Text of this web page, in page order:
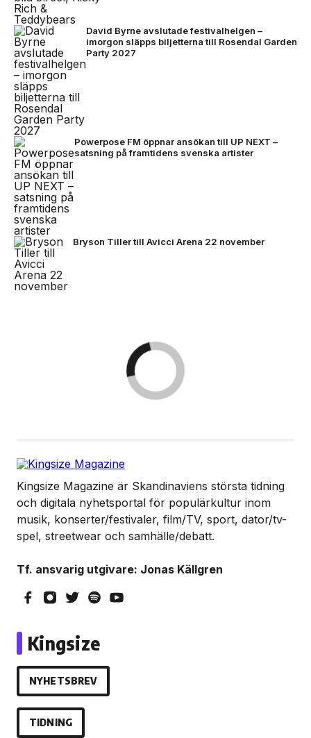
David Byrne avslutade festivalhelgen –
imorgon släpps biljetterna till Rosendal Garden
Party 2027
Powerpose FM öppnar ansökan till UP NEXT –
satsning på framtidens svenska artister
Bryson Tiller till Avicci Arena 22 november
Kingsize Magazine är Skandinaviens största tidning
och digitala nyhetsportal för populärkultur inom
musik, konserter/festivaler, film/TV, sport, dator/tv-
spel, streetwear och samhälle/debatt.
Tf. ansvarig utgivare: Jonas Källgren
Kingsize
NYHETSBREV
TIDNING